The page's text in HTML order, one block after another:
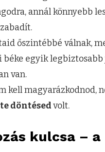
annál könnyebb
őszintébbé válnak,
béke egyik legbiztosabb
van.
kell magyarázkodnod,
döntésedvolt.
kulcsa –